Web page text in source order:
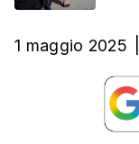
1 maggio 2025